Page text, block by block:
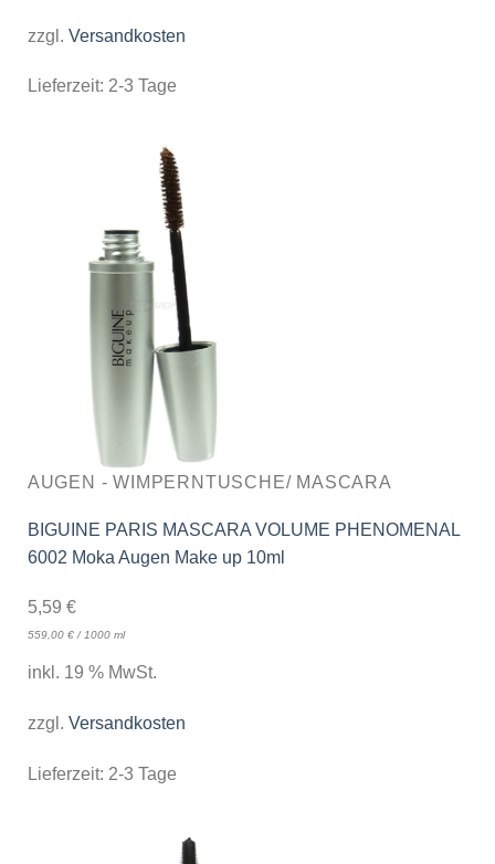
zzgl. Versandkosten
Lieferzeit: 2-3 Tage
AUGEN - WIMPERNTUSCHE/ MASCARA
BIGUINE PARIS MASCARA VOLUME PHENOMENAL
6002 Moka Augen Make up 10ml
5,59 €
559,00 €/1000 ml
inkl. 19 % MwSt.
zzgl. Versandkosten
Lieferzeit: 2-3 Tage